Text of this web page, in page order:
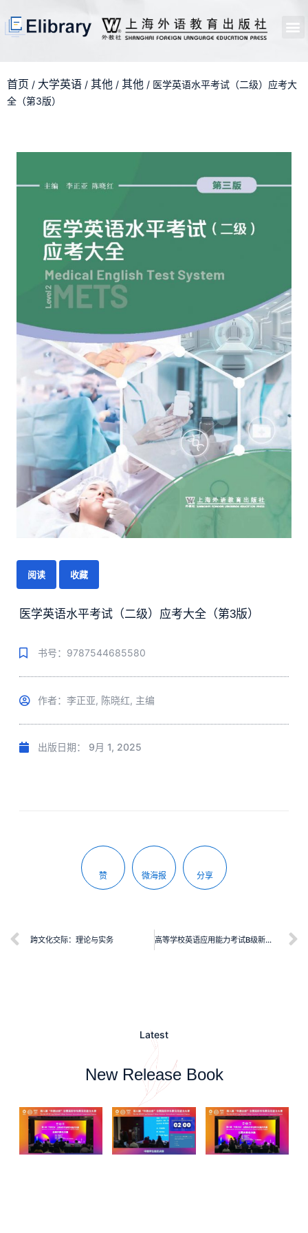
首页 / 大学英语 / 其他 / 其他 / 医学英语水平考试（二级）应考大
全（第3版）
阅读 收藏
医学英语水平考试（二级）应考大全（第3版）
书号：9787544685580
作者：李正亚, 陈晓红, 主编
出版日期： 9月 1, 2025
赞 微海报 分享
跨文化交际：理论与实务 高等学校英语应用能力考试B级新版真题与解析（第三版）
Latest
New Release Book